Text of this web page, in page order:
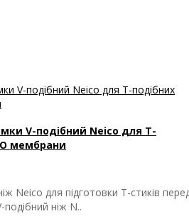
V-подібний Neico для Т-
мембрани
Neico для підготовки Т-стиків
ніж N..